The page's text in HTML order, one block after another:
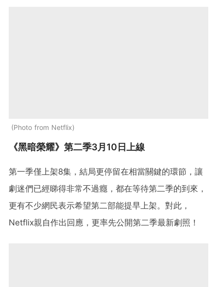
Photo from Netflix
《黑暗榮耀》第二季3月10日上線
第一季僅上架8集，結局更停留在相當關鍵的環節，讓
劇迷們已經睇得非常不過癮，都在等待第二季的到來，
更有不少網民表示希望第二部能提早上架。對此，
Netflix親自作出回應，更率先公開第二季最新劇照！